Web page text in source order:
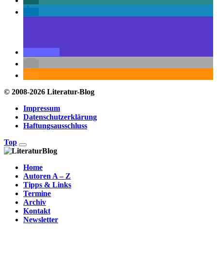
© 2008-2026 Literatur-Blog
Impressum
Datenschutzerklärung
Haftungsausschluss
Top
Home
Autoren A – Z
Tipps & Links
Termine
Archiv
Kontakt
Newsletter